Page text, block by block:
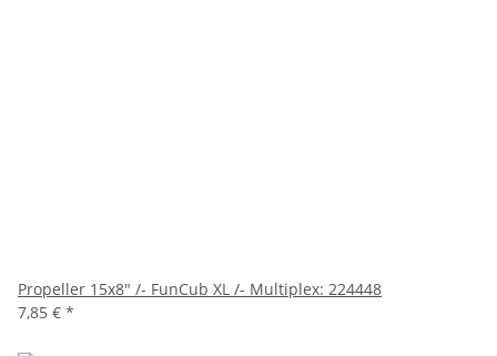
Propeller 15x8" /- FunCub XL /- Multiplex: 224448
7,85 € *